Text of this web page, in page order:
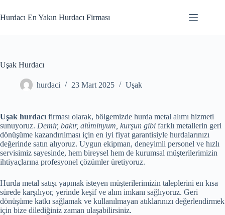
to
content
Hurdacı En Yakın Hurdacı Firması
Uşak Hurdacı
hurdaci 23 Mart 2025 Uşak
Uşak hurdacı firması olarak, bölgemizde hurda metal alımı hizmeti
sunuyoruz. Demir, bakır, alüminyum, kurşun gibi farklı metallerin geri
dönüşüme kazandırılması için en iyi fiyat garantisiyle hurdalarınızı
değerinde satın alıyoruz. Uygun ekipman, deneyimli personel ve hızlı
servisimiz sayesinde, hem bireysel hem de kurumsal müşterilerimizin
ihtiyaçlarına profesyonel çözümler üretiyoruz.
Hurda metal satışı yapmak isteyen müşterilerimizin taleplerini en kısa
sürede karşılıyor, yerinde keşif ve alım imkanı sağlıyoruz. Geri
dönüşüme katkı sağlamak ve kullanılmayan atıklarınızı değerlendirmek
için bize dilediğiniz zaman ulaşabilirsiniz.